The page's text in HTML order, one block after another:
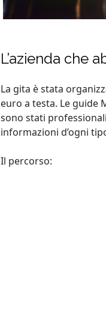
L’azienda che
La gita è stata
euro a testa. Le guide
sono stati
informazioni d’ogni
Il percorso: